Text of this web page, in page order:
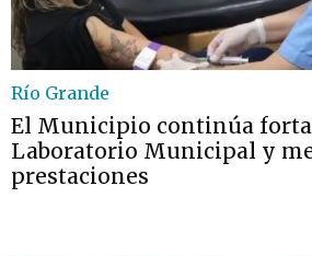
Río Grande
El Municipio continúa
Laboratorio Municipal y
prestaciones